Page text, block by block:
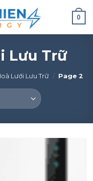
0
Lưu Trữ
Lưới Lưu Trữ / Page 2